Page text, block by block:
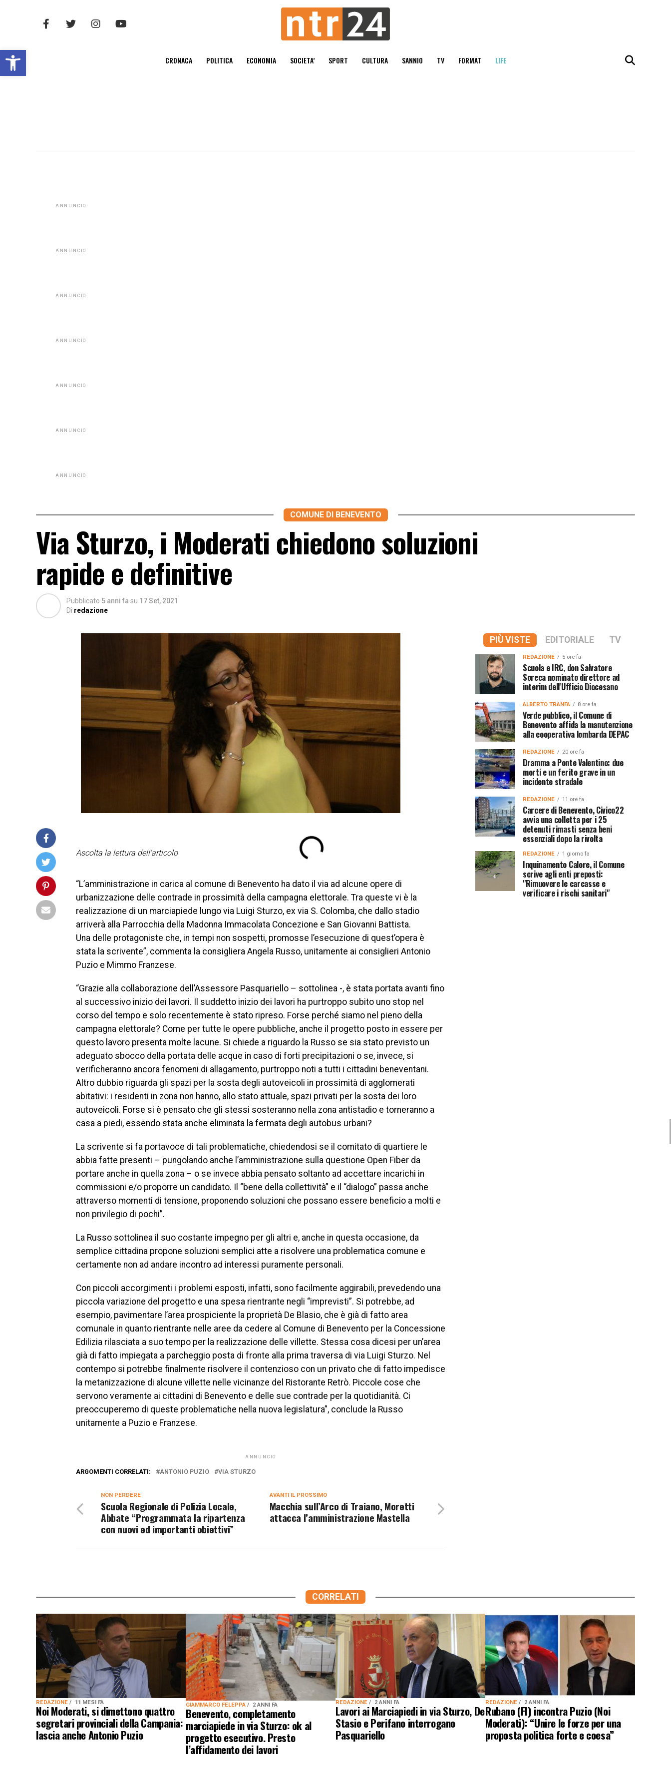
Open toolbar CRONACA POLITICA ECONOMIA SOCIETA’ SPORT CULTURA SANNIO TV FORMAT LIFE
ANNUNCIO
ANNUNCIO
ANNUNCIO
ANNUNCIO
ANNUNCIO
ANNUNCIO
ANNUNCIO
COMUNE DI BENEVENTO
Via Sturzo, i Moderati chiedono soluzioni
rapide e definitive
Pubblicato 5 anni fa su 17 Set, 2021
Di redazione
Ascolta la lettura dell'articolo
“L’amministrazione in carica al comune di Benevento ha dato il via ad alcune opere di
urbanizzazione delle contrade in prossimità della campagna elettorale. Tra queste vi è la
realizzazione di un marciapiede lungo via Luigi Sturzo, ex via S. Colomba, che dallo stadio
arriverà alla Parrocchia della Madonna Immacolata Concezione e San Giovanni Battista.
Una delle protagoniste che, in tempi non sospetti, promosse l’esecuzione di quest’opera è
stata la scrivente”, commenta la consigliera Angela Russo, unitamente ai consiglieri Antonio
Puzio e Mimmo Franzese.
“Grazie alla collaborazione dell’Assessore Pasquariello – sottolinea -, è stata portata avanti fino
al successivo inizio dei lavori. Il suddetto inizio dei lavori ha purtroppo subito uno stop nel
corso del tempo e solo recentemente è stato ripreso. Forse perché siamo nel pieno della
campagna elettorale? Come per tutte le opere pubbliche, anche il progetto posto in essere per
questo lavoro presenta molte lacune. Si chiede a riguardo la Russo se sia stato previsto un
adeguato sbocco della portata delle acque in caso di forti precipitazioni o se, invece, si
verificheranno ancora fenomeni di allagamento, purtroppo noti a tutti i cittadini beneventani.
Altro dubbio riguarda gli spazi per la sosta degli autoveicoli in prossimità di agglomerati
abitativi: i residenti in zona non hanno, allo stato attuale, spazi privati per la sosta dei loro
autoveicoli. Forse si è pensato che gli stessi sosteranno nella zona antistadio e torneranno a
casa a piedi, essendo stata anche eliminata la fermata degli autobus urbani?
La scrivente si fa portavoce di tali problematiche, chiedendosi se il comitato di quartiere le
abbia fatte presenti – pungolando anche l’amministrazione sulla questione Open Fiber da
portare anche in quella zona – o se invece abbia pensato soltanto ad accettare incarichi in
commissioni e/o proporre un candidato. Il “bene della collettività” e il “dialogo” passa anche
attraverso momenti di tensione, proponendo soluzioni che possano essere beneficio a molti e
non privilegio di pochi”.
La Russo sottolinea il suo costante impegno per gli altri e, anche in questa occasione, da
semplice cittadina propone soluzioni semplici atte a risolvere una problematica comune e
certamente non ad andare incontro ad interessi puramente personali.
Con piccoli accorgimenti i problemi esposti, infatti, sono facilmente aggirabili, prevedendo una
piccola variazione del progetto e una spesa rientrante negli “imprevisti”. Si potrebbe, ad
esempio, pavimentare l’area prospiciente la proprietà De Blasio, che è già di fatto area
comunale in quanto rientrante nelle aree da cedere al Comune di Benevento per la Concessione
Edilizia rilasciata a suo tempo per la realizzazione delle villette. Stessa cosa dicesi per un’area
già di fatto impiegata a parcheggio posta di fronte alla prima traversa di via Luigi Sturzo. Nel
contempo si potrebbe finalmente risolvere il contenzioso con un privato che di fatto impedisce
la metanizzazione di alcune villette nelle vicinanze del Ristorante Retrò. Piccole cose che
servono veramente ai cittadini di Benevento e delle sue contrade per la quotidianità. Ci
preoccuperemo di queste problematiche nella nuova legislatura”, conclude la Russo
unitamente a Puzio e Franzese.
ANNUNCIO
ARGOMENTI CORRELATI: ANTONIO PUZIO VIA STURZO
AVANTI IL ​​PROSSIMO
Macchia sull’Arco di Traiano, Moretti
attacca l’amministrazione Mastella
NON PERDERE
Scuola Regionale di Polizia Locale,
Abbate “Programmata la ripartenza
con nuovi ed importanti obiettivi”
PIÙ VISTE EDITORIALE TV
REDAZIONE 5 ore fa
Scuola e IRC, don Salvatore
Soreca nominato direttore ad
interim dell'Ufficio Diocesano
ALBERTO TRANFA 8 ore fa
Verde pubblico, il Comune di
Benevento affida la manutenzione
alla cooperativa lombarda DEPAC
REDAZIONE 20 ore fa
Dramma a Ponte Valentino: due
morti e un ferito grave in un
incidente stradale
REDAZIONE 11 ore fa
Carcere di Benevento, Civico22
avvia una colletta per i 25
detenuti rimasti senza beni
essenziali dopo la rivolta
REDAZIONE 1 giorno fa
Inquinamento Calore, il Comune
scrive agli enti preposti:
"Rimuovere le carcasse e
verificare i rischi sanitari"
CORRELATI
REDAZIONE 11 MESI FA
Noi Moderati, si dimettono quattro
segretari provinciali della Campania:
lascia anche Antonio Puzio
GIAMMARCO FELEPPA 2 ANNI FA
Benevento, completamento
marciapiede in via Sturzo: ok al
progetto esecutivo. Presto
l’affidamento dei lavori
REDAZIONE 2 ANNI FA
Lavori ai Marciapiedi in via Sturzo, De
Stasio e Perifano interrogano
Pasquariello
REDAZIONE 2 ANNI FA
Rubano (FI) incontra Puzio (Noi
Moderati): “Unire le forze per una
proposta politica forte e coesa”